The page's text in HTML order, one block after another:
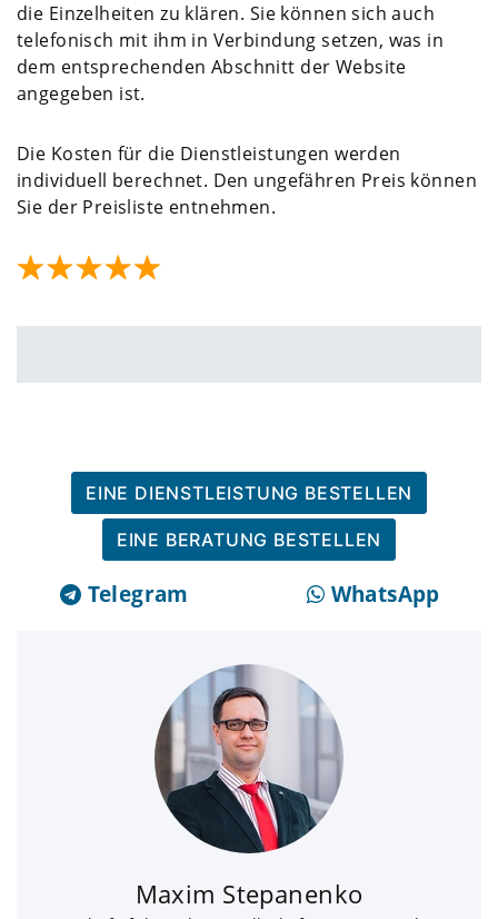
die Einzelheiten zu klären. Sie können sich auch
telefonisch mit ihm in Verbindung setzen, was in
dem entsprechenden Abschnitt der Website
angegeben ist.
Die Kosten für die Dienstleistungen werden
individuell berechnet. Den ungefähren Preis können
Sie der Preisliste entnehmen.
EINE DIENSTLEISTUNG BESTELLEN
EINE BERATUNG BESTELLEN
Telegram WhatsApp
Maxim Stepanenko